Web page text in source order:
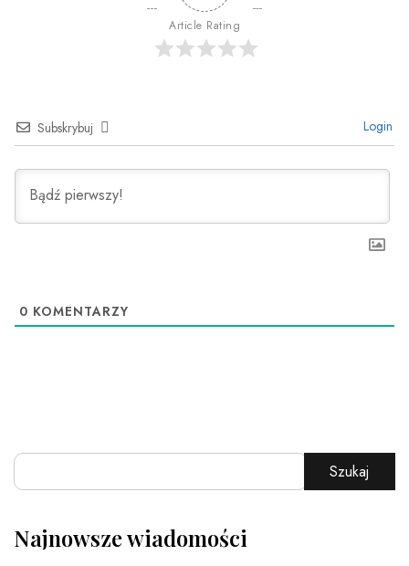
Article Rating
Subskrybuj Login
0 KOMENTARZY
Szukaj
Najnowsze wiadomości